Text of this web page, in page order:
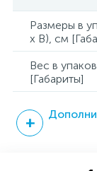
Размеры в
x В), см
Вес в
[Габариты]